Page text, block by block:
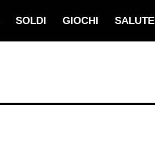
SOLDI GIOCHI SALUTE